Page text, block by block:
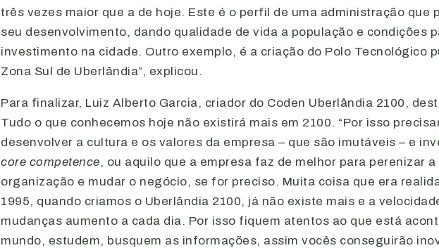
três vezes maior que a de hoje. Este é o perfil de uma administração que
seu desenvolvimento, dando qualidade de vida a população e condições
investimento na cidade. Outro exemplo, é a criação do Polo Tecnológico
Zona Sul de Uberlândia”, explicou.
Para finalizar, Luiz Alberto Garcia, criador do Coden Uberlândia 2100,
Tudo o que conhecemos hoje não existirá mais em 2100. “Por isso
desenvolver a cultura e os valores da empresa – que são imutáveis – e
core competence, ou aquilo que a empresa faz de melhor para perenizar a
organização e mudar o negócio, se for preciso. Muita coisa que era
1995, quando criamos o Uberlândia 2100, já não existe mais e a
mudanças aumento a cada dia. Por isso fiquem atentos ao que está
mundo, estudem, busquem as informações, assim vocês conseguirão